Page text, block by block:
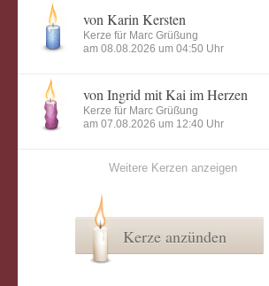
von Karin Kersten
Kerze für Marc Grüßung
am 08.08.2026 um 04:50 Uhr
von Ingrid mit Kai im Herzen
Kerze für Marc Grüßung
am 07.08.2026 um 12:40 Uhr
Weitere Kerzen anzeigen
Kerze anzünden